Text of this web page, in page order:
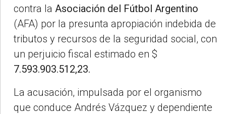
contra la Asociación del Fútbol Argentino
(AFA) por la presunta apropiación indebida de
tributos y recursos de la seguridad social, con
un perjuicio fiscal estimado en $
7.593.903.512,23.
La acusación, impulsada por el organismo
que conduce Andrés Vázquez y dependiente